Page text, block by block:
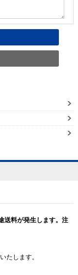
送料が発生します。注
たします。